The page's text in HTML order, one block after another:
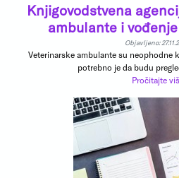
Knjigovodstvena
ambulante i
Objavljeno:
Veterinarske ambulante su neophodne
potrebno je da budu
Pročitajte